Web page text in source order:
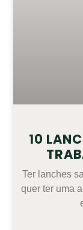
10
Ter lanches
quer ter uma